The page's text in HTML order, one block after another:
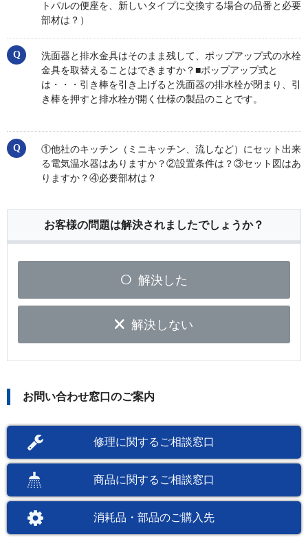
トパルの便座を、新しいタイプに交換する場合の品番と必要
部材は？）
洗面器と排水金具はそのまま残して、ポップアップ式の水栓
金具を取替えることはできますか？■ポップアップ式と
は・・・引き棒を引き上げると洗面器の排水栓が閉まり、引
き棒を押すと排水栓が開く仕様の製品のことです。
①他社のキッチン（ミニキッチン、流しなど）にセット出来
る電気温水器はありますか？②設置条件は？③セット図はあ
りますか？④必要部材は？
お客様の問題は解決されましたでしょうか？
解決した
解決しない
お問い合わせ窓口のご案内
修理に関するご相談窓口
商品に関するご相談窓口
消耗品・部品のご購入先